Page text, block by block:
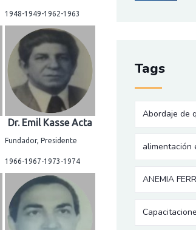
1948-1949-1962-1963
Dr. Emil Kasse Acta
Fundador, Presidente
1966-1967-1973-1974
Tags
Abordaje de
alimentación
ANEMIA